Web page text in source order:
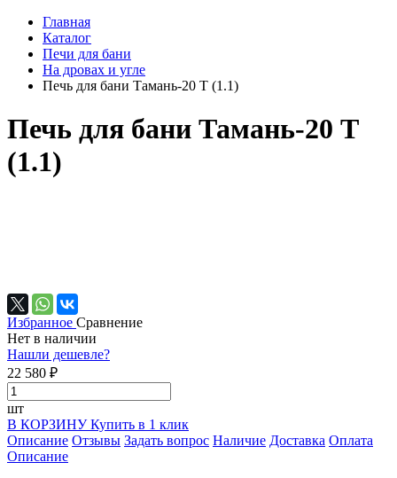
Главная
Каталог
Печи для бани
На дровах и угле
Печь для бани Тамань-20 Т (1.1)
Печь для бани Тамань-20 Т
(1.1)
Избранное Сравнение
Нет в наличии
Нашли дешевле?
22 580 ₽
шт
В КОРЗИНУКупить в 1 клик
Описание Отзывы Задать вопрос Наличие Доставка Оплата
Описание